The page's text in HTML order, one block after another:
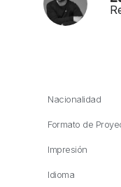
Nacionalidad
Formato de
Impresión
Idioma